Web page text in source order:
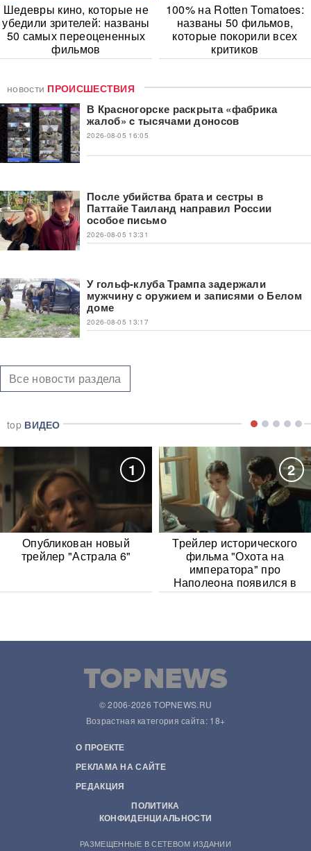
Шедевры кино, которые не
убедили зрителей: названы
50 самых переоцененных
фильмов
100% на Rotten Tomatoes:
названы 50 фильмов,
которые покорили всех
критиков
новости ПРОИСШЕСТВИЯ
В Красногорске раскрыта «фабрика
жалоб» c тысячами доносов
2026-08-05 16:05
После убийства брата и сестры в
Паттайе Таиланд направил России
особое письмо
2026-08-05 13:31
У гольф-клуба Трампа задержали
мужчину с оружием и записями о Белом
доме
2026-08-05 13:17
Все новости раздела
top ВИДЕО
1
Опубликован новый
трейлер "Астрала 6"
2
Трейлер исторического
фильма "Охота на
императора" про
Наполеона появился в
Сети
© 2006-2026 TOPNEWS.RU
Возрастная категория сайта: 18+
О ПРОЕКТЕ
РЕКЛАМА НА САЙТЕ
РЕДАКЦИЯ
ПОЛИТИКА
КОНФИДЕНЦИАЛЬНОСТИ
РАЗМЕЩЕННЫЕ В СЕТЕВОМ ИЗДАНИИ